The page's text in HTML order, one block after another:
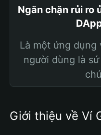
Ngăn chặn rủi ro
Là một ứng dụng
người dùng là
Giới thiệu về Ví